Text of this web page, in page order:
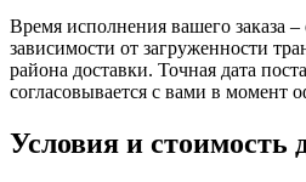
Время исполнения вашего заказа –
зависимости от загруженности
района доставки. Точная дата
согласовывается с вами в момент
Условия и стоимость